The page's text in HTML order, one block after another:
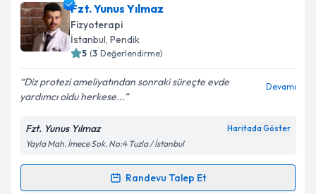
Takvim Talebini Gönder
Fzt. Nuh Akdoğaniçin randevu takvimi talebi
oluşturun. Size bu uzmandan randevu almanız için bir
takvim hazırlandığında e-posta ile bilgilendireceğiz.
Kişisel verilerimin işlenmesine ilişkin
Aydınlatma
Metni'ni okudum ve kişisel verilerimin belirtilen
kapsamda işlenmesini kabul ediyorum.
Fzt. Yunus Yılmaz
Fizyoterapi
İstanbul, Pendik
5 (3 Değerlendirme)
Diz protezi ameliyatından sonraki süreçte evde
yardımcı oldu herkese...
Devamı
Fzt. Yunus Yılmaz Haritada Göster
Yayla Mah. İmece Sok. No:4 Tuzla / İstanbul
Randevu Talep Et
Randevu Takvimi Talebi